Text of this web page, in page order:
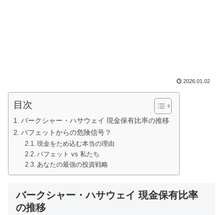
2026.01.02
目次
バークシャー・ハサウェイ 現金保有比率の推移
バフェットからの危険信号？
現金をため込む本当の理由
バフェット vs 私たち
あなたの最強の投資戦略
バークシャー・ハサウェイ 現金保有比率
の推移